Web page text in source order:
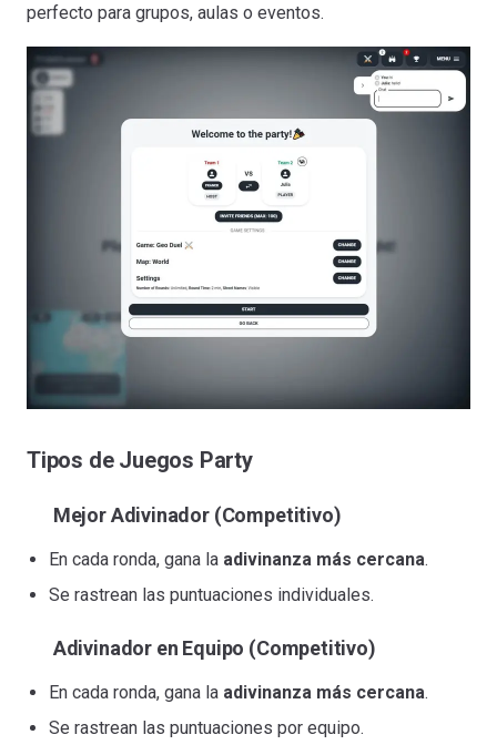
perfecto para grupos, aulas o eventos.
Tipos de Juegos Party
Mejor Adivinador (Competitivo)
En cada ronda, gana la adivinanza más cercana.
Se rastrean las puntuaciones individuales.
Adivinador en Equipo (Competitivo)
En cada ronda, gana la adivinanza más cercana.
Se rastrean las puntuaciones por equipo.